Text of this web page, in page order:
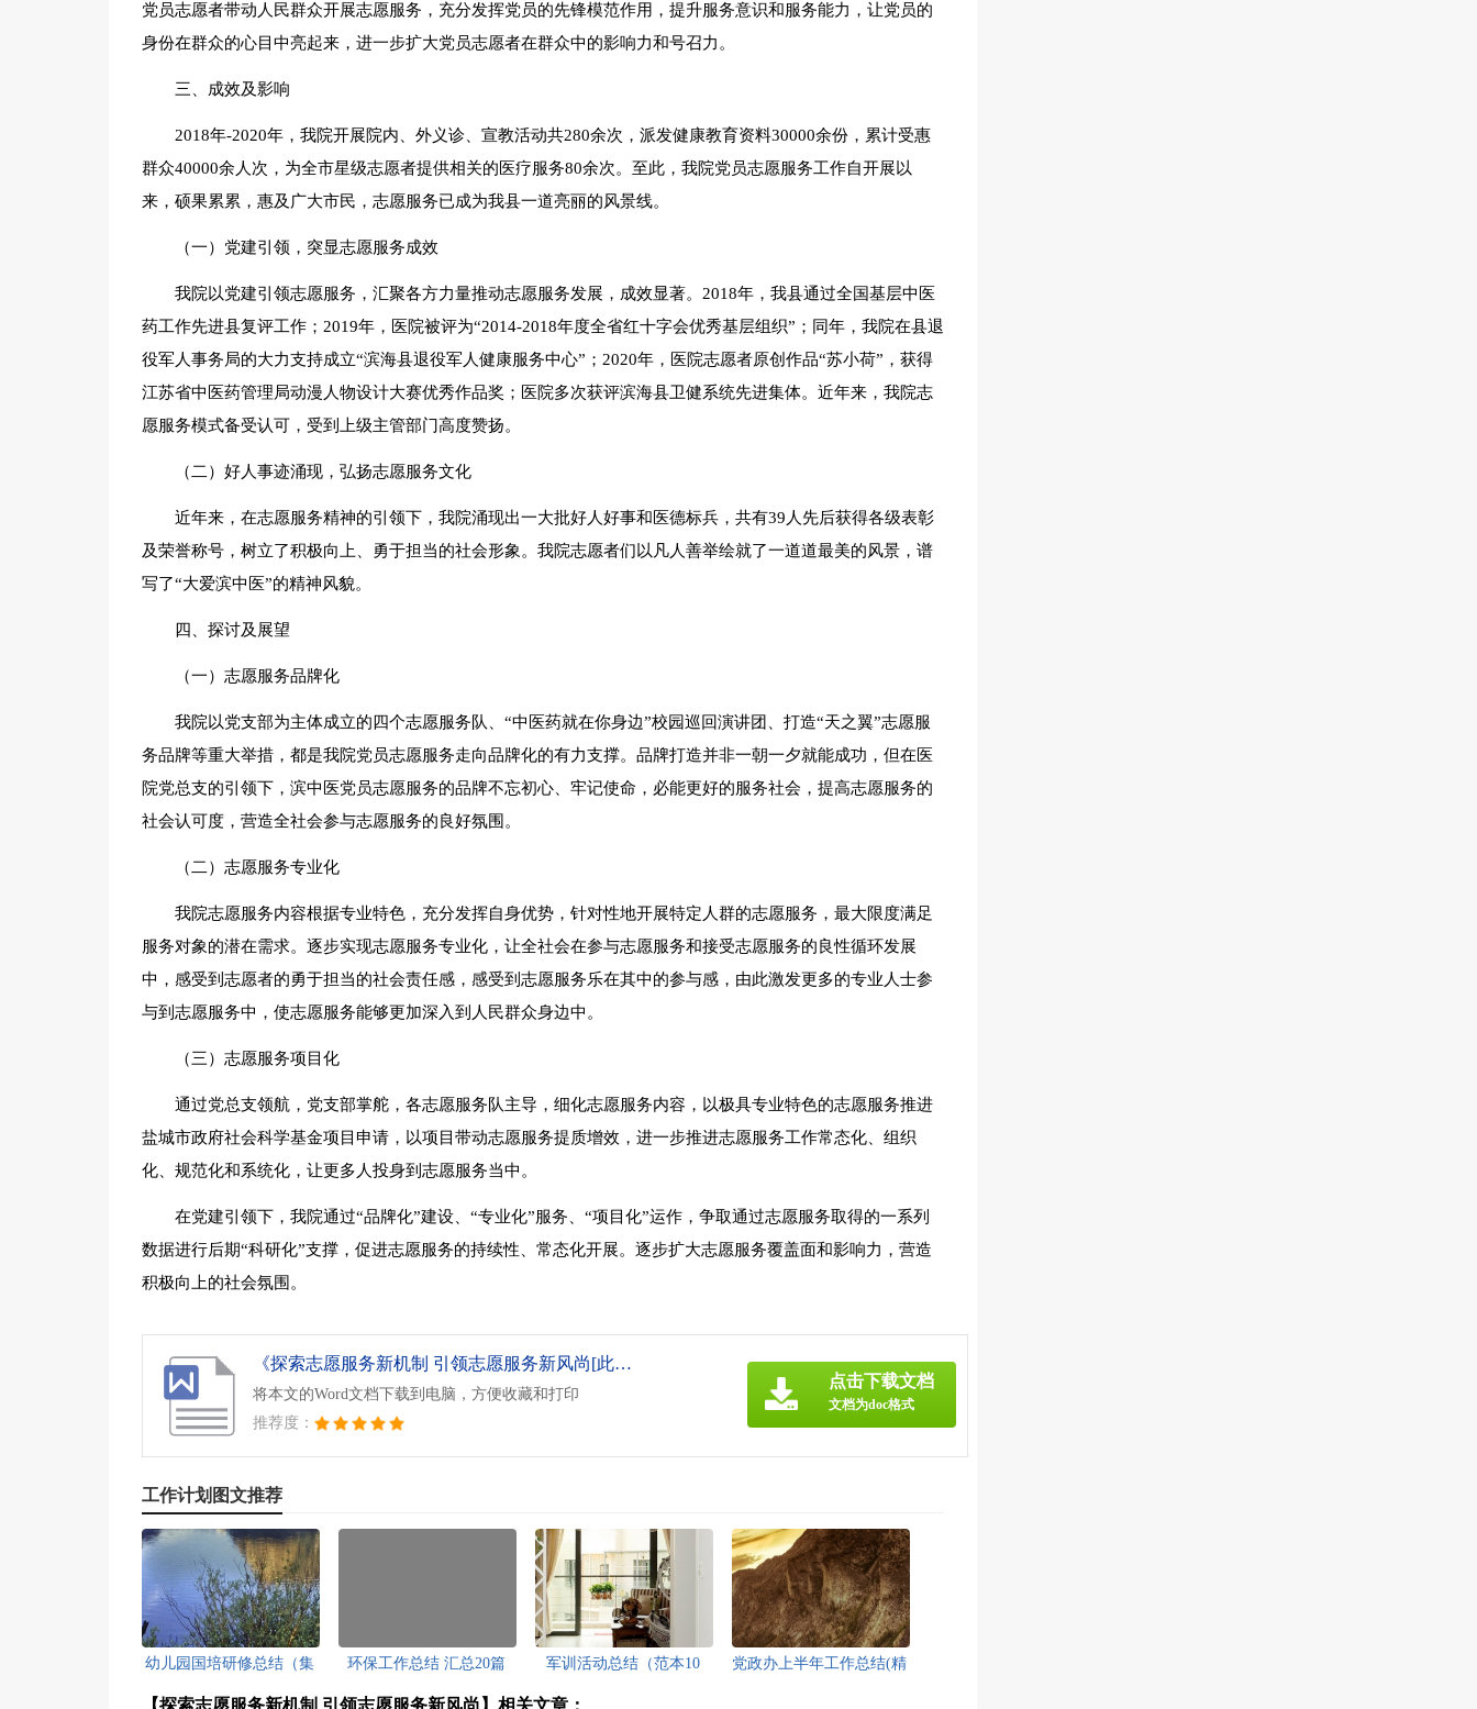
党员志愿者带动人民群众开展志愿服务，充分发挥党员的先锋模范作用，提升服务意识和服务能力，让党员的
身份在群众的心目中亮起来，进一步扩大党员志愿者在群众中的影响力和号召力。
三、成效及影响
2018年-2020年，我院开展院内、外义诊、宣教活动共280余次，派发健康教育资料30000余份，累计受惠
群众40000余人次，为全市星级志愿者提供相关的医疗服务80余次。至此，我院党员志愿服务工作自开展以
来，硕果累累，惠及广大市民，志愿服务已成为我县一道亮丽的风景线。
（一）党建引领，突显志愿服务成效
我院以党建引领志愿服务，汇聚各方力量推动志愿服务发展，成效显著。2018年，我县通过全国基层中医
药工作先进县复评工作；2019年，医院被评为“2014-2018年度全省红十字会优秀基层组织”；同年，我院在县退
役军人事务局的大力支持成立“滨海县退役军人健康服务中心”；2020年，医院志愿者原创作品“苏小荷”，获得
江苏省中医药管理局动漫人物设计大赛优秀作品奖；医院多次获评滨海县卫健系统先进集体。近年来，我院志
愿服务模式备受认可，受到上级主管部门高度赞扬。
（二）好人事迹涌现，弘扬志愿服务文化
近年来，在志愿服务精神的引领下，我院涌现出一大批好人好事和医德标兵，共有39人先后获得各级表彰
及荣誉称号，树立了积极向上、勇于担当的社会形象。我院志愿者们以凡人善举绘就了一道道最美的风景，谱
写了“大爱滨中医”的精神风貌。
四、探讨及展望
（一）志愿服务品牌化
我院以党支部为主体成立的四个志愿服务队、“中医药就在你身边”校园巡回演讲团、打造“天之翼”志愿服
务品牌等重大举措，都是我院党员志愿服务走向品牌化的有力支撑。品牌打造并非一朝一夕就能成功，但在医
院党总支的引领下，滨中医党员志愿服务的品牌不忘初心、牢记使命，必能更好的服务社会，提高志愿服务的
社会认可度，营造全社会参与志愿服务的良好氛围。
（二）志愿服务专业化
我院志愿服务内容根据专业特色，充分发挥自身优势，针对性地开展特定人群的志愿服务，最大限度满足
服务对象的潜在需求。逐步实现志愿服务专业化，让全社会在参与志愿服务和接受志愿服务的良性循环发展
中，感受到志愿者的勇于担当的社会责任感，感受到志愿服务乐在其中的参与感，由此激发更多的专业人士参
与到志愿服务中，使志愿服务能够更加深入到人民群众身边中。
（三）志愿服务项目化
通过党总支领航，党支部掌舵，各志愿服务队主导，细化志愿服务内容，以极具专业特色的志愿服务推进
盐城市政府社会科学基金项目申请，以项目带动志愿服务提质增效，进一步推进志愿服务工作常态化、组织
化、规范化和系统化，让更多人投身到志愿服务当中。
在党建引领下，我院通过“品牌化”建设、“专业化”服务、“项目化”运作，争取通过志愿服务取得的一系列
数据进行后期“科研化”支撑，促进志愿服务的持续性、常态化开展。逐步扩大志愿服务覆盖面和影响力，营造
积极向上的社会氛围。
《探索志愿服务新机制 引领志愿服务新风尚[此文共2271字].doc》
将本文的Word文档下载到电脑，方便收藏和打印
推荐度：
点击下载文档
文档为doc格式
工作计划图文推荐
幼儿园国培研修总结（集
锦7篇）[此文共6803字]
环保工作总结 汇总20篇
[此文共38740字]
军训活动总结（范本10
篇）[此文共11787字]
党政办上半年工作总结(精
【探索志愿服务新机制 引领志愿服务新风尚】相关文章：